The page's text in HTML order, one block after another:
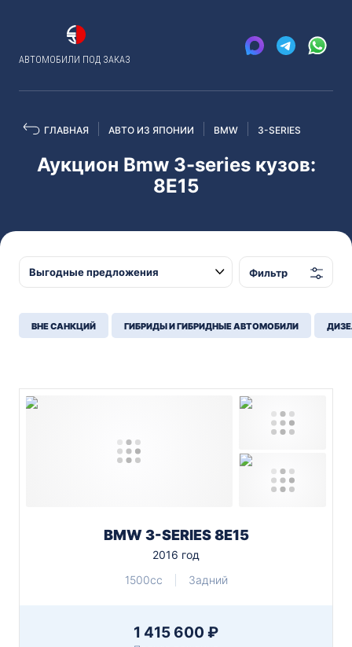
АВТОМОБИЛИ ПОД ЗАКАЗ
ГЛАВНАЯ АВТО ИЗ ЯПОНИИ BMW 3-SERIES
Аукцион Bmw 3-series кузов:
8E15
Фильтр
ВНЕ САНКЦИЙ ГИБРИДЫ И ГИБРИДНЫЕ АВТОМОБИЛИ
BMW 3-SERIES 8E15
2016 год
1500cc
Задний
1 415 600 ₽